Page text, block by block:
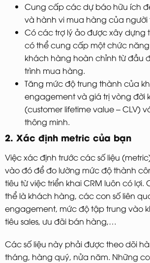
Cung cấp các dự báo hữu ích
và hành vi mua hàng của người
Có các trợ lý ảo được xây dựng
có thể cung cấp một chức
khách hàng hoàn chỉnh từ đầu
trình mua hàng.
Tăng mức độ trung thành của
engagement và giá trị vòng đời
(customer lifetime value – CLV)
thông minh.
2. Xác định metric của bạn
Việc xác định trước các số liệu
vào đó để đo lường mức độ thành
tiêu từ việc triển khai CRM luôn có lợi.
thể là khách hàng, các con số liên
engagement, mức độ tập trung vào
tiêu sales, ưu đãi bán hàng,…
Các số liệu này phải được theo dõi
tháng, hàng quý, nửa năm. Những